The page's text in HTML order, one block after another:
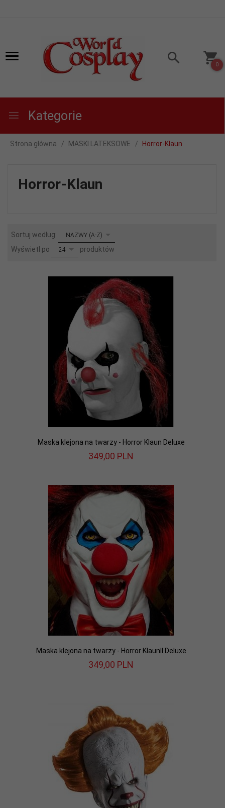
0
Kategorie
Strona główna MASKI LATEKSOWE Horror-Klaun
Horror-Klaun
Sortuj według: sortNAZWY (A-Z)
Wyświetl po pop24 produktów
Maska klejona na twarzy - Horror Klaun Deluxe
349,00 PLN
Maska klejona na twarzy - Horror KlaunII Deluxe
349,00 PLN